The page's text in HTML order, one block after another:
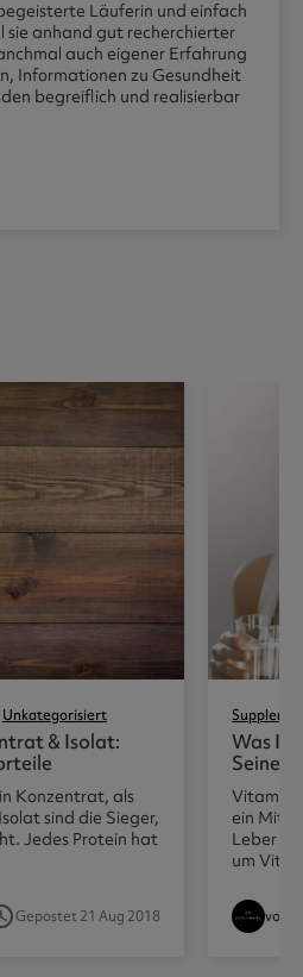
Läuferin und einfach
sie anhand gut recherchierter
auch eigener Erfahrung
Informationen zu Gesundheit
begreiflich und realisierbar
Unkategorisiert
& Isolat:
Konzentrat, als
sind die Sieger,
Jedes Protein hat
Gepostet 21 Aug 2018
Was Ist
Seine
Vitamine
ein
Leber
um